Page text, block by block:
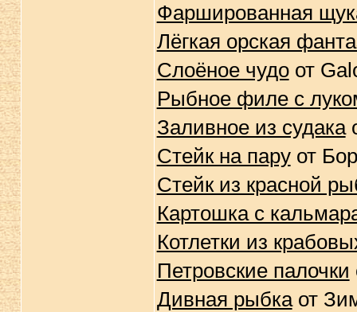
Фаршированная
Лёгкая орская
Слоёное чудоот
Рыбное филе с
Заливное из судака
Стейк на паруот
Стейк из красной
Картошка с
Котлетки из
Петровские палочки
Дивная рыбкаот